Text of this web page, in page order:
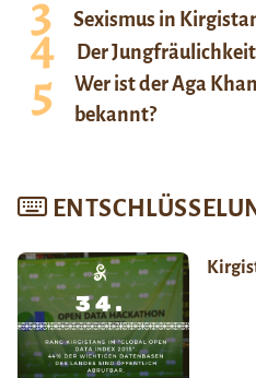
Sexismus in
Der
Wer ist der Aga
bekannt?